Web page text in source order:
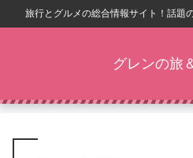
旅行とグルメの総合情報サイト！話題
グレンの旅